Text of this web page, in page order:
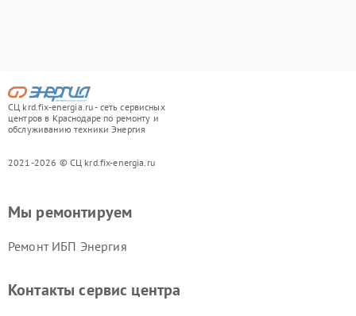
СЦ krd.fix-energia.ru - сеть сервисных
центров в Краснодаре по ремонту и
обслуживанию техники Энергия
2021-2026 © СЦ krd.fix-energia.ru
Мы ремонтируем
Ремонт ИБП Энергия
Контакты сервис центра